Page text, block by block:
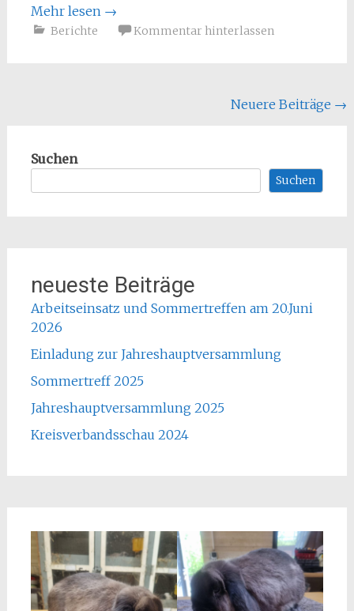
Mehr lesen →
Berichte Kommentar hinterlassen
Neuere Beiträge →
Suchen
Suchen
neueste Beiträge
Arbeitseinsatz und Sommertreffen am 20.Juni
2026
Einladung zur Jahreshauptversammlung
Sommertreff 2025
Jahreshauptversammlung 2025
Kreisverbandsschau 2024